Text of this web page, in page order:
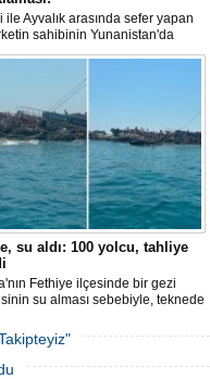
ile Ayvalık arasında sefer yapan
sahibinin Yunanistan'da
bildirildi.
su aldı: 100 yolcu, tahliye
Fethiye ilçesinde bir gezi
su alması sebebiyle, teknede
batmaması için bölgede
çalışması başlatıldı.